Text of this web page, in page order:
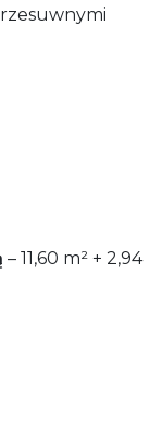
– 11,60 m² + 2,94